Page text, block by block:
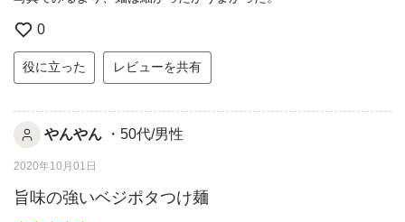
0
役に立った レビューを共有
やんやん ・50代/男性
2020年10月01日
旨味の強いベジポタつけ麺